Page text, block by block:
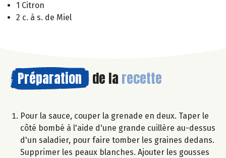
1 Citron
2 c. à s. de Miel
Préparation de la recette
Pour la sauce, couper la grenade en deux. Taper le
côté bombé à l'aide d'une grande cuillère au-dessus
d'un saladier, pour faire tomber les graines dedans.
Supprimer les peaux blanches. Ajouter les gousses